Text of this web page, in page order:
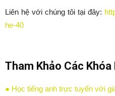
Liên hệ với chúng tôi tại đây:
he-40
Tham Khảo Các Khóa
● Học tiếng anh trực tuyến với